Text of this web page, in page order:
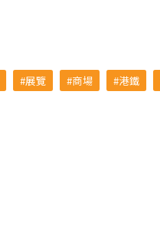
展覽 商場 港鐵